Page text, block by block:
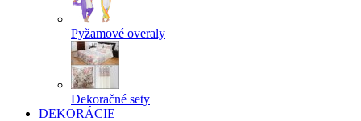
Pyžamové overaly
Dekoračné sety
DEKORÁCIE